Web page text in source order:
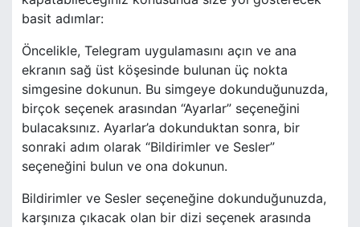
basit adımlar:
Öncelikle, Telegram uygulamasını açın ve ana
ekranın sağ üst köşesinde bulunan üç nokta
simgesine dokunun. Bu simgeye dokunduğunuzda,
birçok seçenek arasından “Ayarlar” seçeneğini
bulacaksınız. Ayarlar’a dokunduktan sonra, bir
sonraki adım olarak “Bildirimler ve Sesler”
seçeneğini bulun ve ona dokunun.
Bildirimler ve Sesler seçeneğine dokunduğunuzda,
karşınıza çıkacak olan bir dizi seçenek arasında